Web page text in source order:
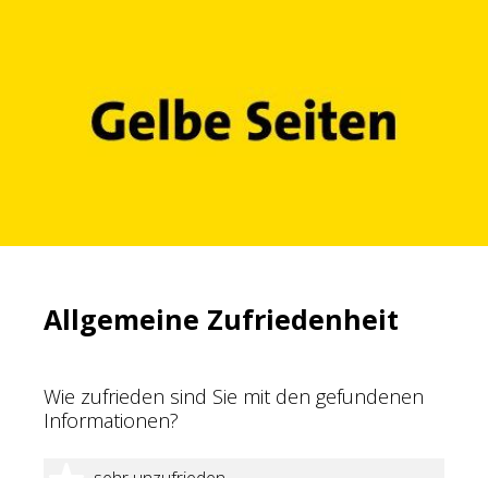
Allgemeine Zufriedenheit
Wie zufrieden sind Sie mit den gefundenen
Informationen?